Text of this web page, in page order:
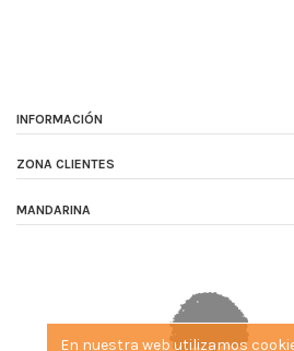
INFORMACIÓN
ZONA CLIENTES
MANDARINA
En nuestra web utilizamos